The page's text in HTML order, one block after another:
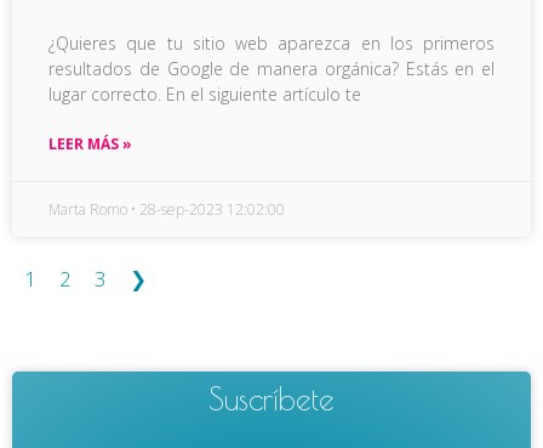
¿Quieres que tu sitio web aparezca en los primeros
resultados de Google de manera orgánica? Estás en el
lugar correcto. En el siguiente artículo te
LEER MÁS »
Marta Romo 28-sep-2023 12:02:00
1 2 3 ❯
Suscríbete